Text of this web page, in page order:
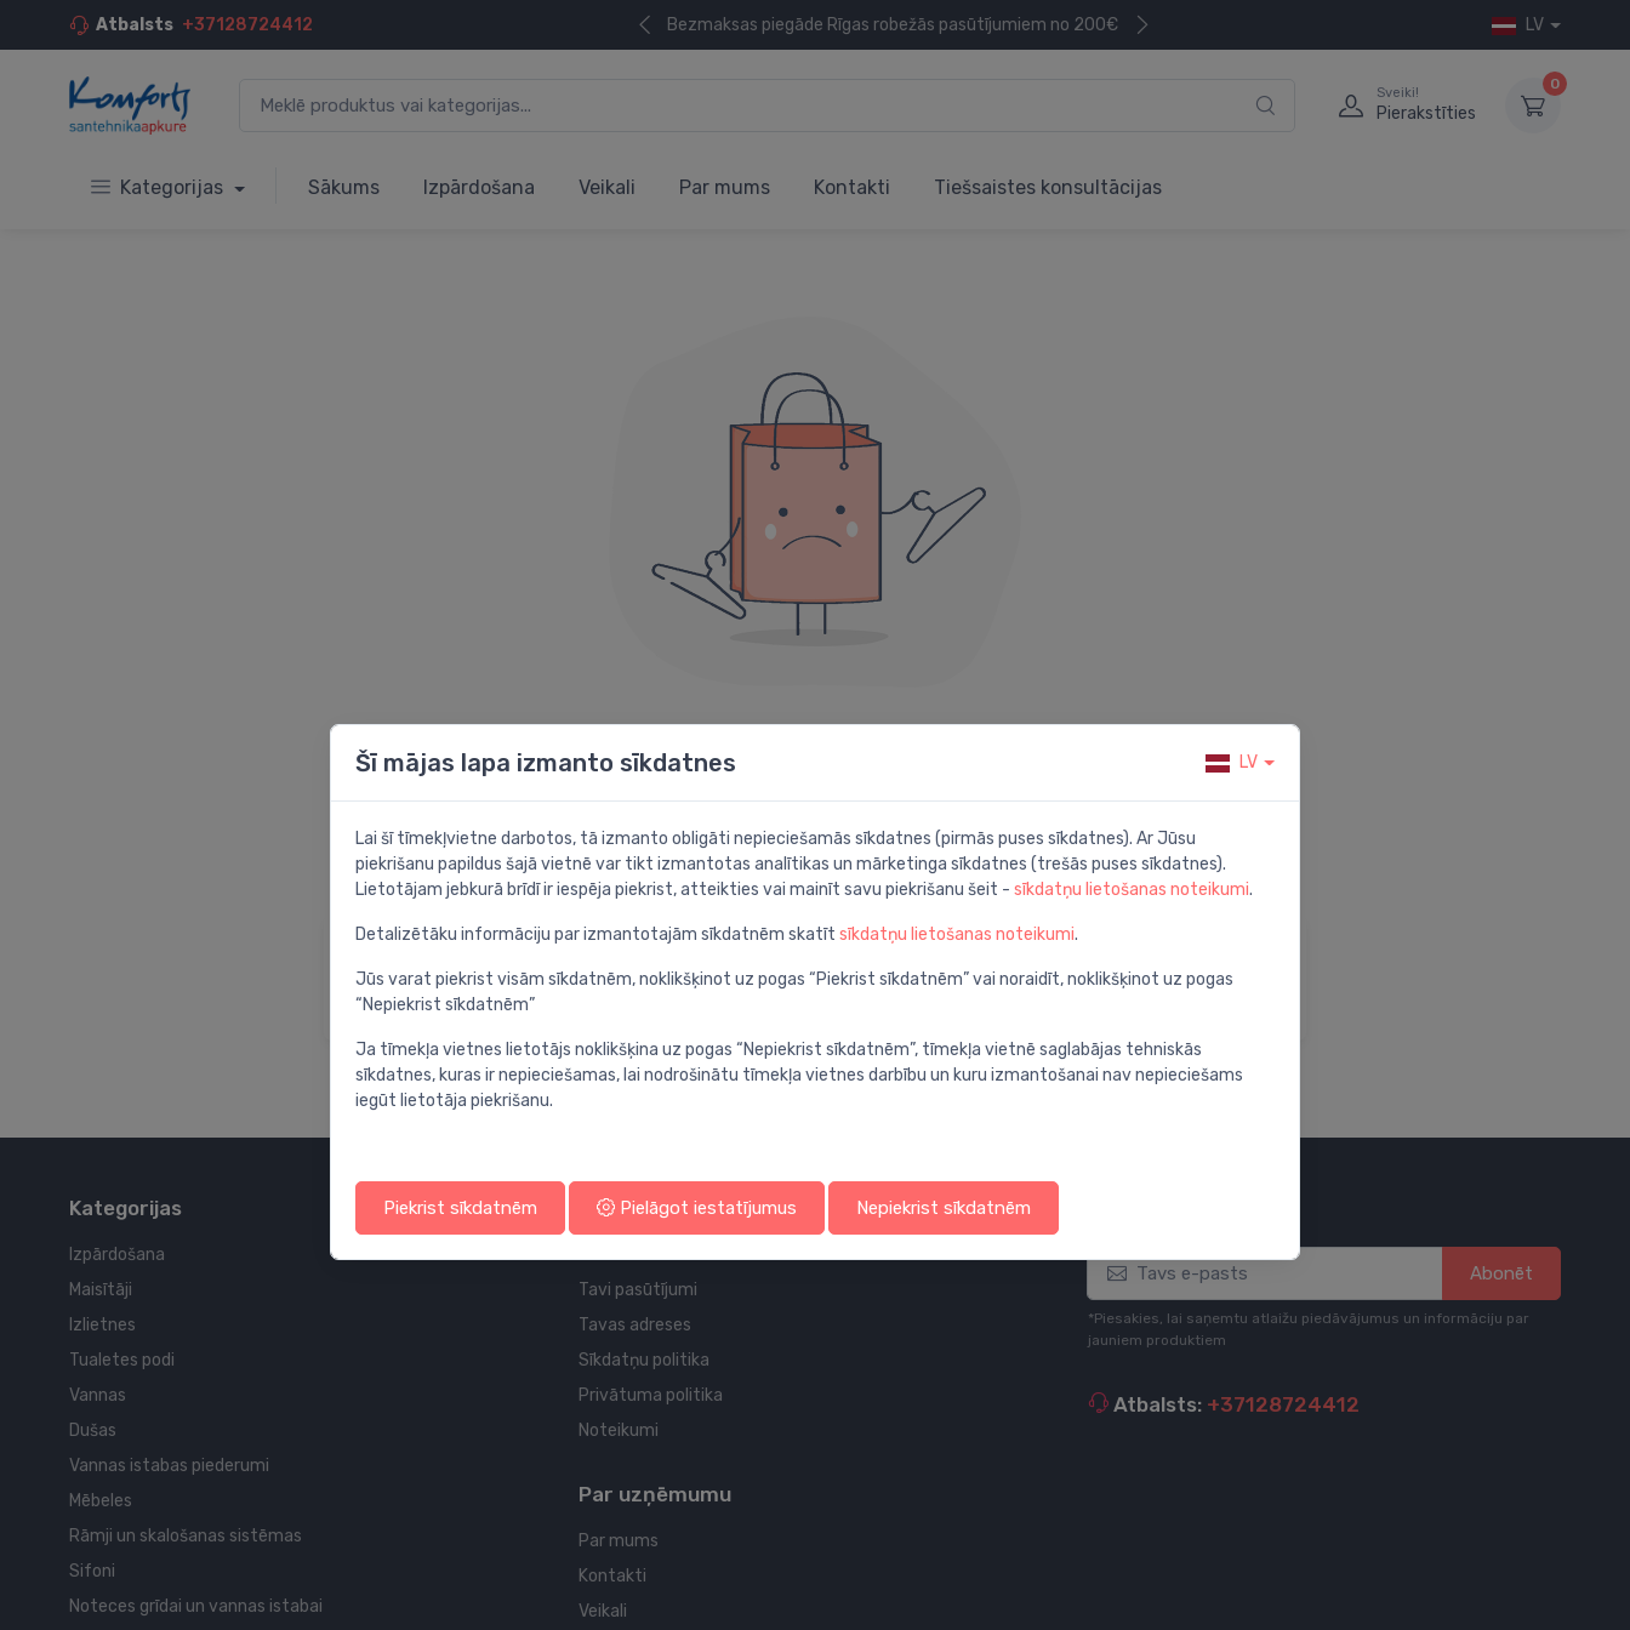
Atbalsts +37128724412 Bezmaksas piegāde Rīgas robežās pasūtījumiem no 200€ LV
Sveiki!
Pierakstīties
0
Kategorijas Sākums Izpārdošana Veikali Par mums Kontakti Tiešsaistes konsultācijas
404 kļūda
Iespējams noder kāda no šīm sadaļām:
Atgriezties sākumlapā
Atrodi ar detalizētu
Apmeklē mūsu palīdzības
Kategorijas
Izpārdošana
Maisītāji
Izlietnes
Tualetes podi
Vannas
Dušas
Vannas istabas piederumi
Mēbeles
Rāmji un skalošanas sistēmas
Sifoni
Noteces grīdai un vannas istabai
Profila un piegādes informācija
Tavs konts
Tavi pasūtījumi
Tavas adreses
Sīkdatņu politika
Privātuma politika
Noteikumi
Par uzņēmumu
Par mums
Kontakti
Veikali
Abonēt
*Piesakies, lai saņemtu atlaižu piedāvājumus un informāciju par
jauniem produktiem
Atbalsts: +37128724412
Šī mājas lapa izmanto sīkdatnes LV
Lai šī tīmekļvietne darbotos, tā izmanto obligāti nepieciešamās sīkdatnes (pirmās puses sīkdatnes). Ar Jūsu
piekrišanu papildus šajā vietnē var tikt izmantotas analītikas un mārketinga sīkdatnes (trešās puses sīkdatnes).
Lietotājam jebkurā brīdī ir iespēja piekrist, atteikties vai mainīt savu piekrišanu šeit - sīkdatņu lietošanas noteikumi.
Detalizētāku informāciju par izmantotajām sīkdatnēm skatīt sīkdatņu lietošanas noteikumi.
Jūs varat piekrist visām sīkdatnēm, noklikšķinot uz pogas “Piekrist sīkdatnēm” vai noraidīt, noklikšķinot uz pogas
“Nepiekrist sīkdatnēm”
Ja tīmekļa vietnes lietotājs noklikšķina uz pogas “Nepiekrist sīkdatnēm”, tīmekļa vietnē saglabājas tehniskās
sīkdatnes, kuras ir nepieciešamas, lai nodrošinātu tīmekļa vietnes darbību un kuru izmantošanai nav nepieciešams
iegūt lietotāja piekrišanu.
Piekrist sīkdatnēm Pielāgot iestatījumus Nepiekrist sīkdatnēm